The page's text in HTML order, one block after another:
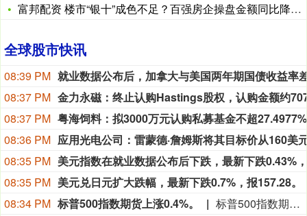
富邦配资 楼市“银十”成色不足？百强房企操盘金额同比降4成
全球股市快讯
08:39 PM
08:37 PM
08:37 PM
08:36 PM 应用光电公司 ：雷蒙德·詹姆斯将其目标价从160美元下调至151美
08:35 PM
08:35 PM 美元兑日元扩大跌幅，最新下跌0.7%，报157.28。
08:34 PM 标普500指数期货上涨0.4%。
标普500指数期货上涨0.4%。